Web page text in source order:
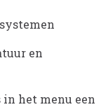
en
het menu een